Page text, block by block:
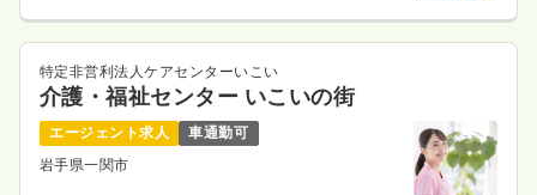
特定非営利法人ケアセンターいこい
介護・福祉センター いこいの街
エージェント求人
車通勤可
岩手県一関市